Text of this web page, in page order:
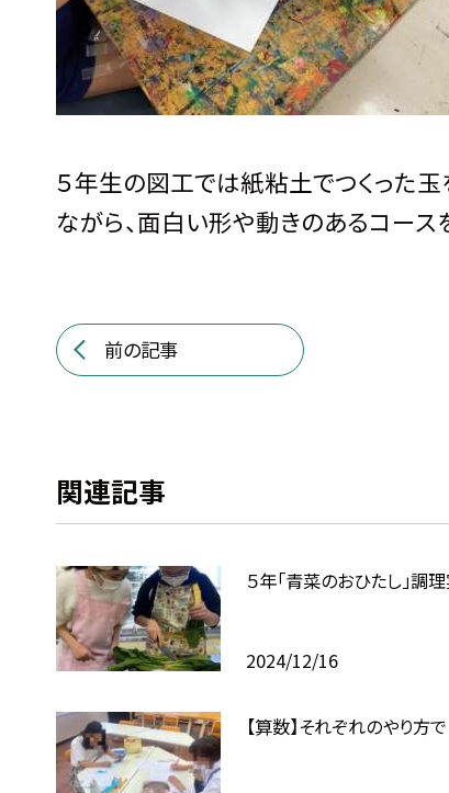
５年生の図工では紙粘土でつくった
ながら、面白い形や動きのあるコース
前の記事
関連記事
５年「青菜のおひたし」調
2024/12/16
【算数】それぞれのやり方で